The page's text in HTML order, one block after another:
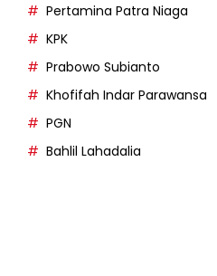
Pertamina Patra Niaga
KPK
Prabowo Subianto
Khofifah Indar Parawansa
PGN
Bahlil Lahadalia